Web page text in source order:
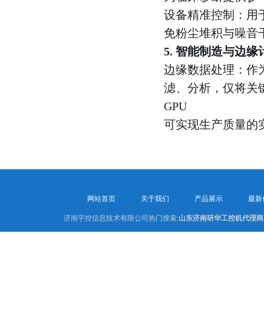
设备精准控制：用
免粉尘堆积与噪音
5. 智能制造与边缘
边缘数据处理：作
滤、分析，仅将关
GPU
可实现生产质量的
网站首页 关于我们 产品展示 最新
济南宇控信息技术有限公司热门搜索:山东济南研华工控机代理